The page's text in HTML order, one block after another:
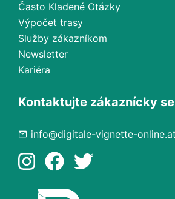
Často Kladené Otázky
Výpočet trasy
Služby zákazníkom
Newsletter
Kariéra
Kontaktujte zákaznícky
info@digitale-vignette-online.at